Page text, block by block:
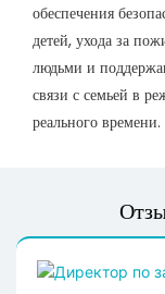
обеспечения
детей, ухода за
людьми и
связи с семьей в
реального времени.